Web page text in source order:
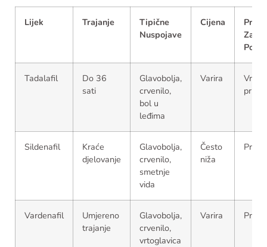
Lijek Trajanje
Tipične
Nuspojave
Cijena
Za Po
Tadalafil
Do 36
sati
Glavobolja,
crvenilo,
bol u
leđima
Varira
Vrlo
Sildenafil
Kraće
djelovanje
Glavobolja,
crvenilo,
smetnje
vida
Često
niža
Vardenafil
Umjereno
trajanje
Glavobolja,
crvenilo,
vrtoglavica
Varira